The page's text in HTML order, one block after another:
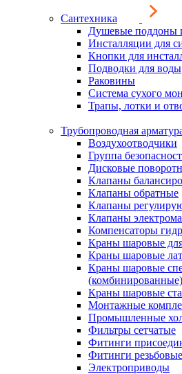
Сантехника
Душевые поддоны
Инсталляции для
Кнопки для
Подводки для воды
Раковины
Система сухого
Трапы, лотки и
Трубопроводная
Воздухоотводчики
Группа
Дисковые
Клапаны
Клапаны обратные
Клапаны
Клапаны
Компенсаторы
Краны шаровые для
Краны шаровые
Краны шаровые
(комбинированные)
Краны шаровые
Монтажные
Промышленные
Фильтры сетчатые
Фитинги
Фитинги резьбовые
Электроприводы